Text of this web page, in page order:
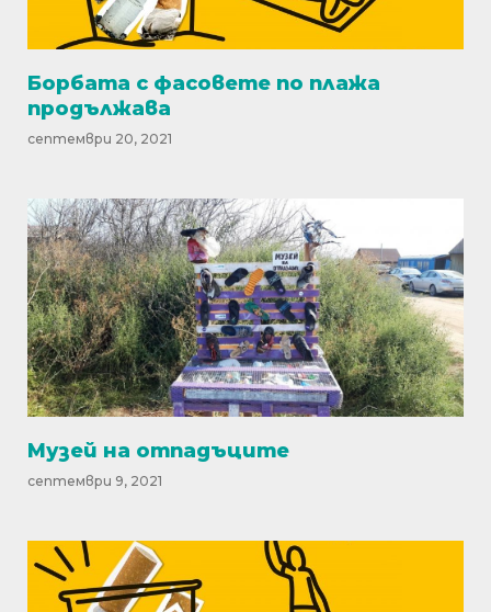
Борбата с фасовете по плажа
продължава
септември 20, 2021
Музей на отпадъците
септември 9, 2021